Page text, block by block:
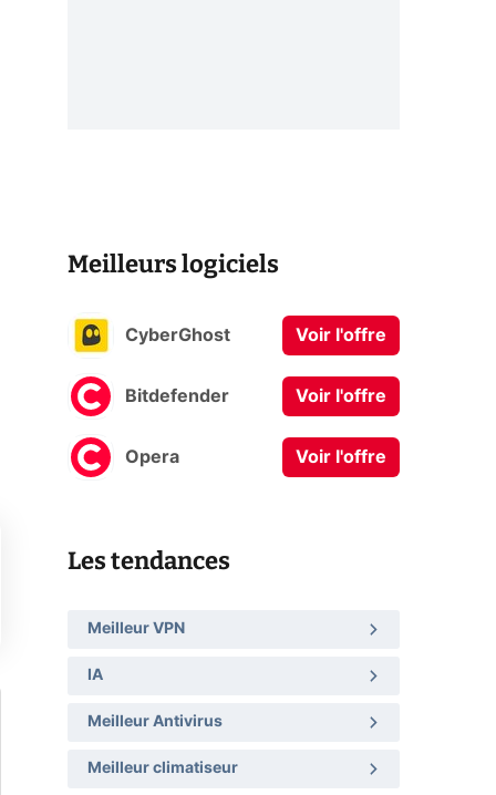
Meilleurs logiciels
CyberGhost Voir l'offre
Bitdefender Voir l'offre
Opera Voir l'offre
Les tendances
Meilleur VPN
IA
Meilleur Antivirus
Meilleur climatiseur